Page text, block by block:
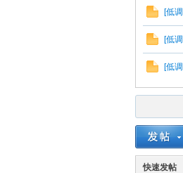
[低
[低
[低
快速发帖